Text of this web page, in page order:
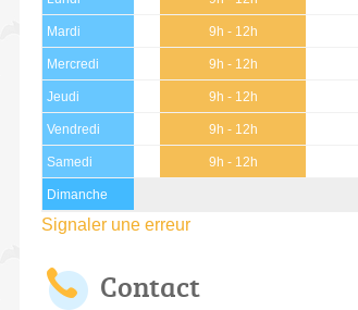
Mardi 9h - 12h
Mercredi 9h - 12h
Jeudi 9h - 12h
Vendredi 9h - 12h
Samedi 9h - 12h
Dimanche
Signaler une erreur
Contact